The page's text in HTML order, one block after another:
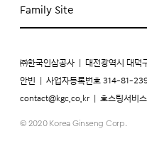
Family Site
㈜한국인삼공사 대전광역시 대덕
안빈 사업자등록번호 314-81-
contact@kgc.co.kr 호스팅서비
© 2020 Korea Ginseng Corp.